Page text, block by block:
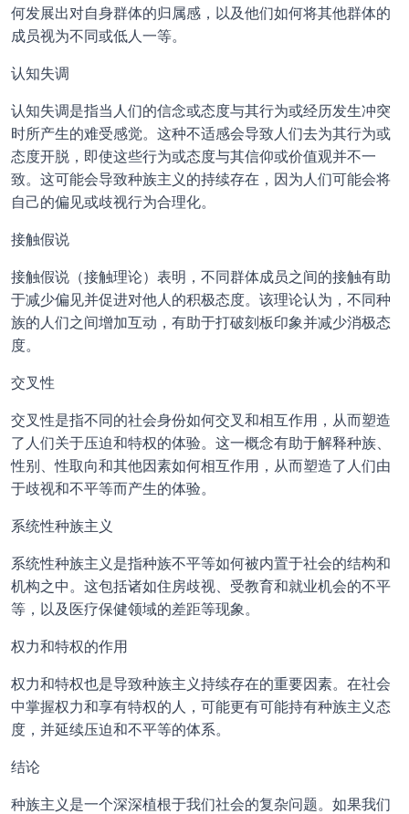
何发展出对自身群体的归属感，以及他们如何将其他群体的
成员视为不同或低人一等。
认知失调
认知失调是指当人们的信念或态度与其行为或经历发生冲突
时所产生的难受感觉。这种不适感会导致人们去为其行为或
态度开脱，即使这些行为或态度与其信仰或价值观并不一
致。这可能会导致种族主义的持续存在，因为人们可能会将
自己的偏见或歧视行为合理化。
接触假说
接触假说（接触理论）表明，不同群体成员之间的接触有助
于减少偏见并促进对他人的积极态度。该理论认为，不同种
族的人们之间增加互动，有助于打破刻板印象并减少消极态
度。
交叉性
交叉性是指不同的社会身份如何交叉和相互作用，从而塑造
了人们关于压迫和特权的体验。这一概念有助于解释种族、
性别、性取向和其他因素如何相互作用，从而塑造了人们由
于歧视和不平等而产生的体验。
系统性种族主义
系统性种族主义是指种族不平等如何被内置于社会的结构和
机构之中。这包括诸如住房歧视、受教育和就业机会的不平
等，以及医疗保健领域的差距等现象。
权力和特权的作用
权力和特权也是导致种族主义持续存在的重要因素。在社会
中掌握权力和享有特权的人，可能更有可能持有种族主义态
度，并延续压迫和不平等的体系。
结论
种族主义是一个深深植根于我们社会的复杂问题。如果我们